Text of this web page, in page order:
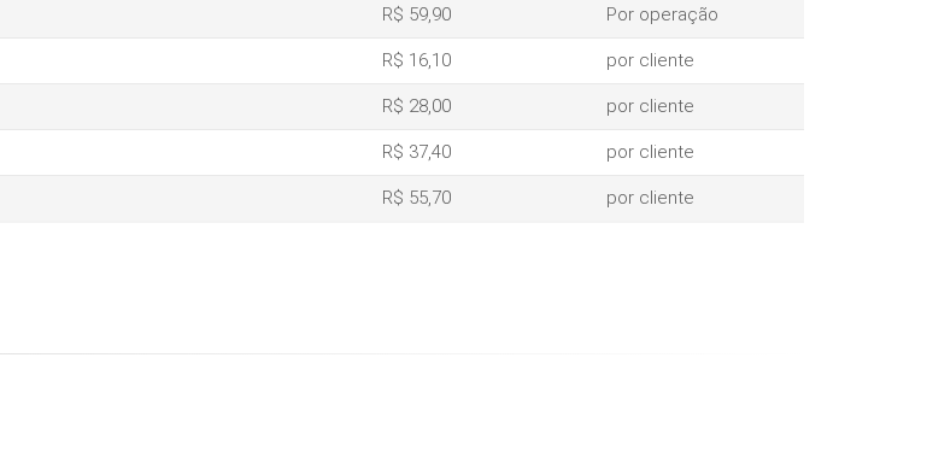
R$ 59,90 Por operação
R$ 16,10 por cliente
R$ 28,00 por cliente
R$ 37,40 por cliente
R$ 55,70 por cliente